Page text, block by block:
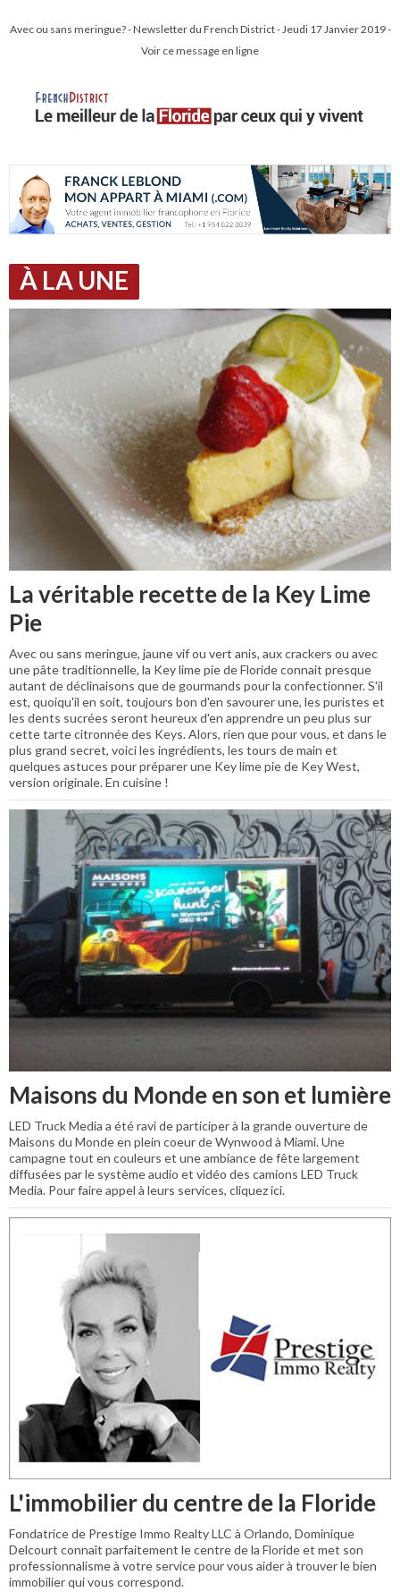
Avec ou sans meringue? - Newsletter du French District - Jeudi 17 Janvier 2019 -
Voir ce message en ligne
À LA UNE
La véritable recette de la Key Lime
Pie
Avec ou sans meringue, jaune vif ou vert anis, aux crackers ou avec
une pâte traditionnelle, la Key lime pie de Floride connait presque
autant de déclinaisons que de gourmands pour la confectionner. S'il
est, quoiqu'il en soit, toujours bon d'en savourer une, les puristes et
les dents sucrées seront heureux d'en apprendre un peu plus sur
cette tarte citronnée des Keys. Alors, rien que pour vous, et dans le
plus grand secret, voici les ingrédients, les tours de main et
quelques astuces pour préparer une Key lime pie de Key West,
version originale. En cuisine !
Maisons du Monde en son et lumière
LED Truck Media a été ravi de participer à la grande ouverture de
Maisons du Monde en plein coeur de Wynwood à Miami. Une
campagne tout en couleurs et une ambiance de fête largement
diffusées par le système audio et vidéo des camions LED Truck
Media. Pour faire appel à leurs services, cliquez ici.
L'immobilier du centre de la Floride
Fondatrice de Prestige Immo Realty LLC à Orlando, Dominique
Delcourt connaît parfaitement le centre de la Floride et met son
professionnalisme à votre service pour vous aider à trouver le bien
immobilier qui vous correspond.